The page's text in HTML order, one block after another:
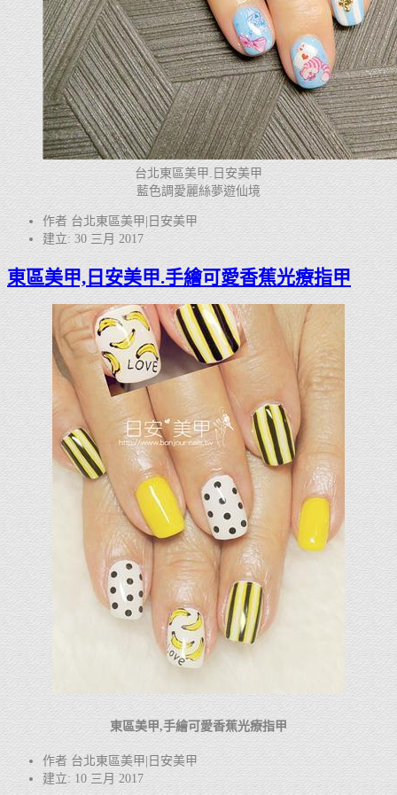
台北東區美甲.日安美甲
藍色調愛麗絲夢遊仙境
作者 台北東區美甲|日安美甲
建立: 30 三月 2017
東區美甲,日安美甲.手繪可愛香蕉光療指甲
東區美甲,手繪可愛香蕉光療指甲
作者 台北東區美甲|日安美甲
建立: 10 三月 2017